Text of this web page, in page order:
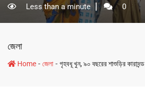
Less than a minute
0
জেলা
Home - জেলা - গৃহবধূ খুন, ৯০ বছরের শাশুড়ির কারাদন্ড